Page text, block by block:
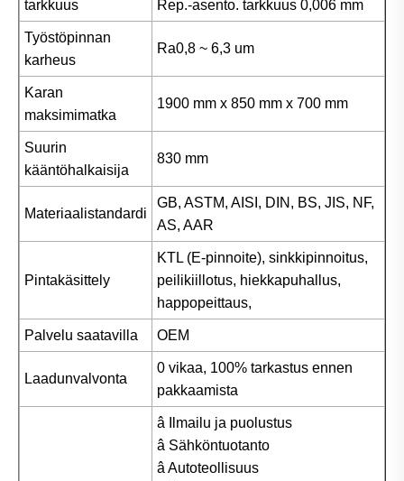
tarkkuus Rep.-asento. tarkkuus 0,006 mm
Työstöpinnan
karheus
Ra0,8 ~ 6,3 um
Karan
maksimimatka
1900 mm x 850 mm x 700 mm
Suurin
kääntöhalkaisija
830 mm
Materiaalistandardi
GB, ASTM, AISI, DIN, BS, JIS, NF,
AS, AAR
Pintakäsittely
KTL (E-pinnoite), sinkkipinnoitus,
peilikiillotus, hiekkapuhallus,
happopeittaus,
Palvelu saatavilla OEM
Laadunvalvonta
0 vikaa, 100% tarkastus ennen
pakkaamista
â Ilmailu ja puolustus
â Sähköntuotanto
â Autoteollisuus